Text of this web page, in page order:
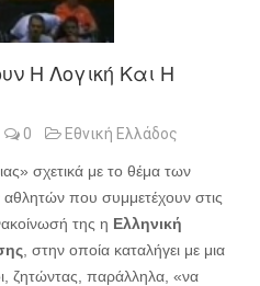
Η Λογική Και Η
0 Εθνική Ελλάδος
σχετικά με το θέμα των
που συμμετέχουν στις
της η Ελληνική
, στην οποία καταλήγει με μια
ζητώντας, παράλληλα, «να